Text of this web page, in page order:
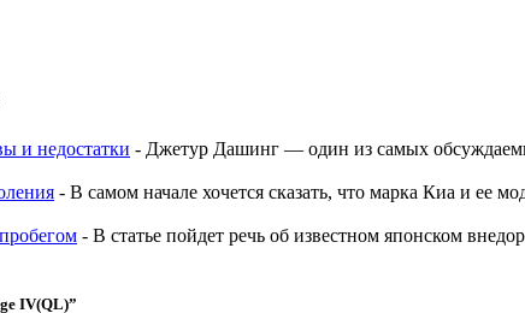
и недостатки - Джетур Дашинг — один из самых
- В самом начале хочется сказать, что марка Киа и ее
- В статье пойдет речь об известном японском
IV(QL)”